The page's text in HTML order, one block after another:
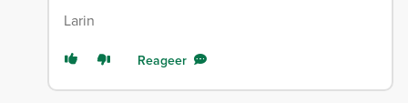
Larin
Reageer